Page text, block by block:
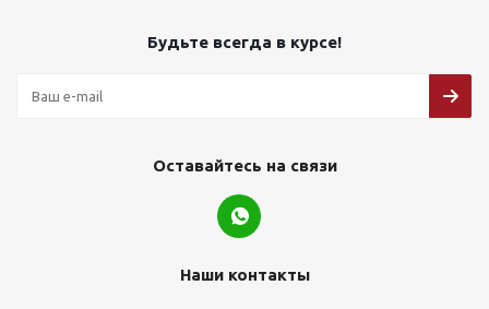
Будьте всегда в курсе!
Оставайтесь на связи
Наши контакты